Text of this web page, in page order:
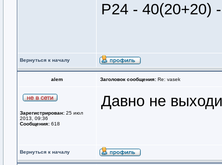
Р24 - 40(20+20)
Вернуться к началу
alem Заголовок сообщения: Re: vasek
Зарегистрирован: 25 июл
2013, 09:36
Сообщения: 618
Давно не
Вернуться к началу